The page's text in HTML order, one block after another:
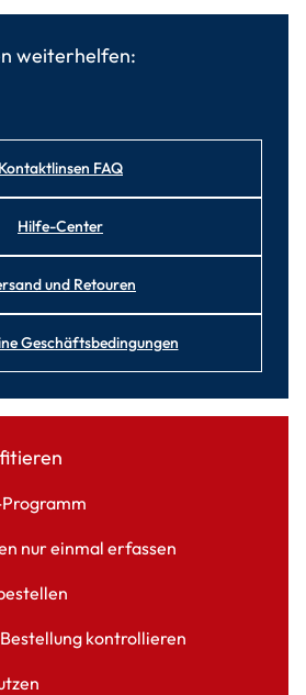
weiterhelfen:
Kontaktlinsen FAQ
Hilfe-Center
und Retouren
Geschäftsbedingungen
nur einmal erfassen
kontrollieren